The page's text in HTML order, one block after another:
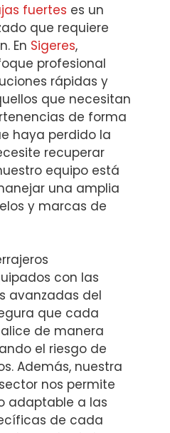
fuertes es un
que requiere
En Sigeres,
profesional
rápidas y
que necesitan
de forma
haya perdido la
recuperar
equipo está
una amplia
y marcas de
con las
avanzadas del
que cada
de manera
el riesgo de
Además, nuestra
nos permite
adaptable a las
de cada